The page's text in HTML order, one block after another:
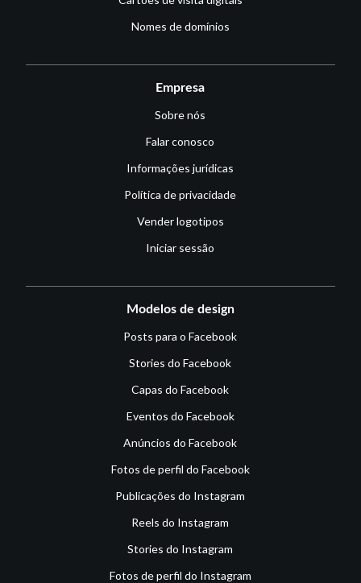
Nomes de domínios
Empresa
Sobre nós
Falar conosco
Informações jurídicas
Política de privacidade
Vender logotipos
Iniciar sessão
Modelos de design
Posts para o Facebook
Stories do Facebook
Capas do Facebook
Eventos do Facebook
Anúncios do Facebook
Fotos de perfil do Facebook
Publicações do Instagram
Reels do Instagram
Stories do Instagram
Fotos de perfil do Instagram